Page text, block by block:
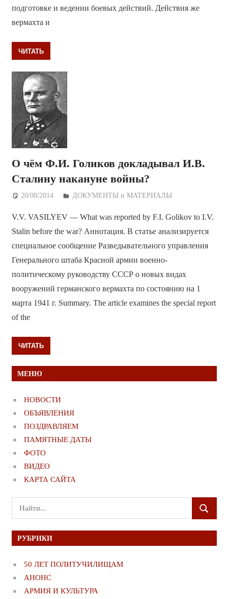
подготовке и ведении боевых действий. Действия же
вермахта и
ЧИТАТЬ
О чём Ф.И. Голиков докладывал И.В.
Сталину накануне войны?
20/08/2014 Дежурный по Редакции
ДОКУМЕНТЫ и МАТЕРИАЛЫ
V.V. VASILYEV — What was reported by F.I. Golikov to I.V.
Stalin before the war? Аннотация. В статье анализируется
специальное сообщение Разведывательного управления
Генерального штаба Красной армии военно-
политическому руководству СССР о новых видах
вооружений германского вермахта по состоянию на 1
марта 1941 г. Summary. The article examines the special report
of the
ЧИТАТЬ
МЕНЮ
НОВОСТИ
ОБЪЯВЛЕНИЯ
ПОЗДРАВЛЯЕМ
ПАМЯТНЫЕ ДАТЫ
ФОТО
ВИДЕО
КАРТА САЙТА
Поиск
для:
ПОИСК
РУБРИКИ
50 ЛЕТ ПОЛИТУЧИЛИЩАМ
АНОНС
АРМИЯ И КУЛЬТУРА